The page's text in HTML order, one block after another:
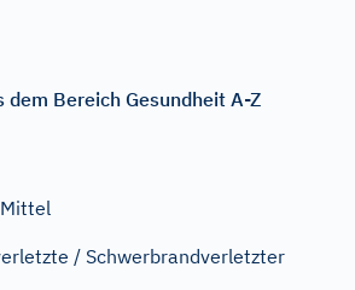
Bereich Gesundheit A-Z
/ Schwerbrandverletzter